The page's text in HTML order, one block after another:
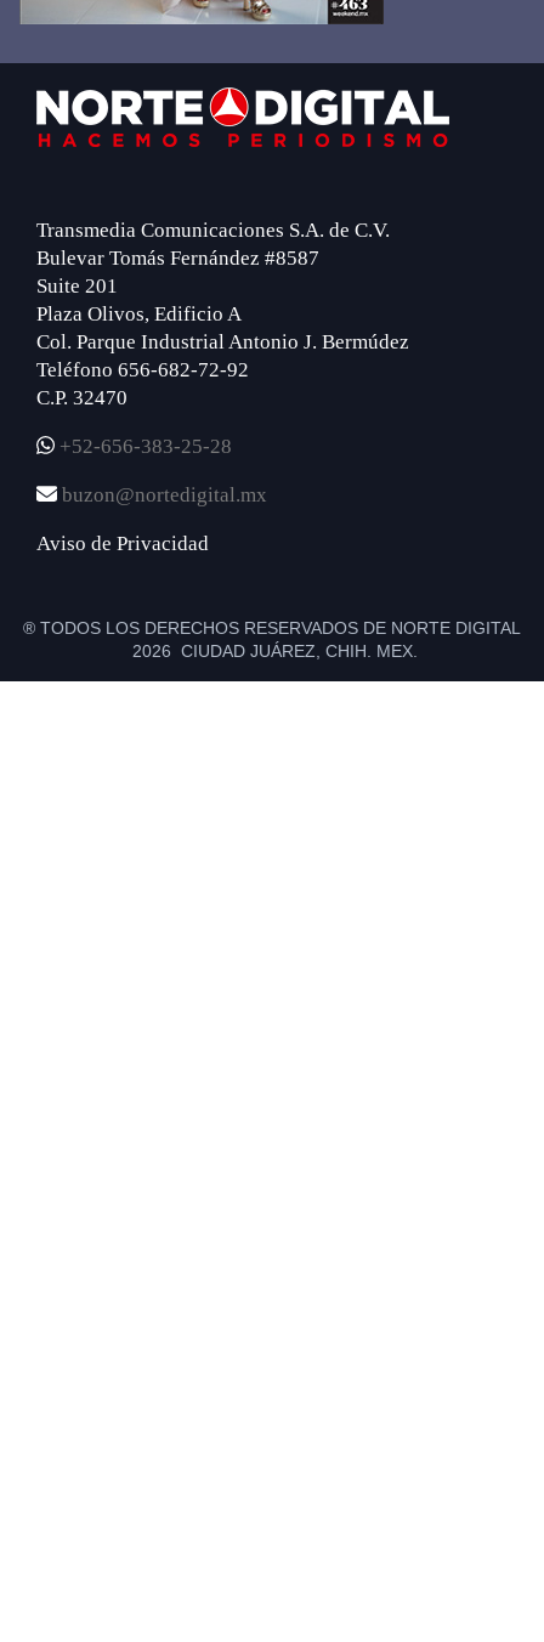
Footer
Transmedia Comunicaciones S.A. de C.V.
Bulevar Tomás Fernández #8587
Suite 201
Plaza Olivos, Edificio A
Col. Parque Industrial Antonio J. Bermúdez
Teléfono 656-682-72-92
C.P. 32470
+52-656-383-25-28
buzon@nortedigital.mx
Aviso de Privacidad
® TODOS LOS DERECHOS RESERVADOS DE NORTE DIGITAL
2026 CIUDAD JUÁREZ, CHIH. MEX.